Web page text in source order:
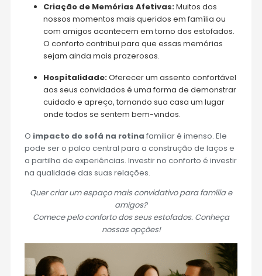
Criação de Memórias Afetivas:Muitos dos
nossos momentos mais queridos em família ou
com amigos acontecem em torno dos estofados.
O conforto contribui para que essas memórias
sejam ainda mais prazerosas.
Hospitalidade:Oferecer um assento confortável
aos seus convidados é uma forma de demonstrar
cuidado e apreço, tornando sua casa um lugar
onde todos se sentem bem-vindos.
O impacto do sofá na rotina familiar é imenso. Ele
pode ser o palco central para a construção de laços e
a partilha de experiências. Investir no conforto é investir
na qualidade das suas relações.
Quer criar um espaço mais convidativo para família e
amigos?
Comece pelo conforto dos seus estofados. Conheça
nossas opções!